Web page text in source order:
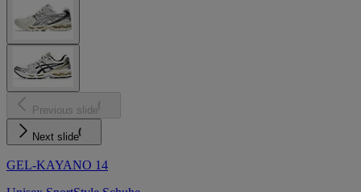
Previous slide
Next slide
GEL-KAYANO 14